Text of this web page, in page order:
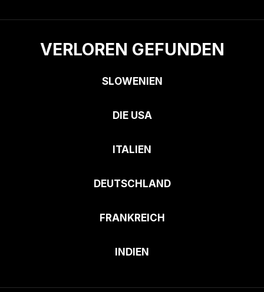
VERLOREN GEFUNDEN
SLOWENIEN
DIE USA
ITALIEN
DEUTSCHLAND
FRANKREICH
INDIEN